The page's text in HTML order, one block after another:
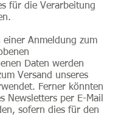
für die Verarbeitung
einer Anmeldung zum
Daten werden
Versand unseres
Ferner könnten
Newsletters per E-Mail
sofern dies für den